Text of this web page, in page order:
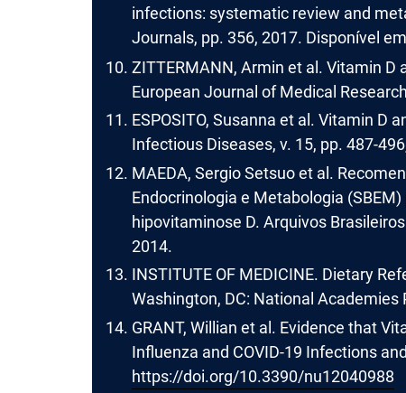
infections: systematic review and
Journals, pp. 356, 2017. Disponível
ZITTERMANN, Armin et al. Vitamin
European Journal of Medical
ESPOSITO, Susanna et al. Vitamin D
Infectious Diseases, v. 15, pp. 487-
MAEDA, Sergio Setsuo et al.
Endocrinologia e Metabologia
hipovitaminose D. Arquivos
2014.
INSTITUTE OF MEDICINE. Dietary
Washington, DC: National Academies
GRANT, Willian et al. Evidence that
Influenza and COVID-19 Infections
https://doi.org/10.3390/nu12040988